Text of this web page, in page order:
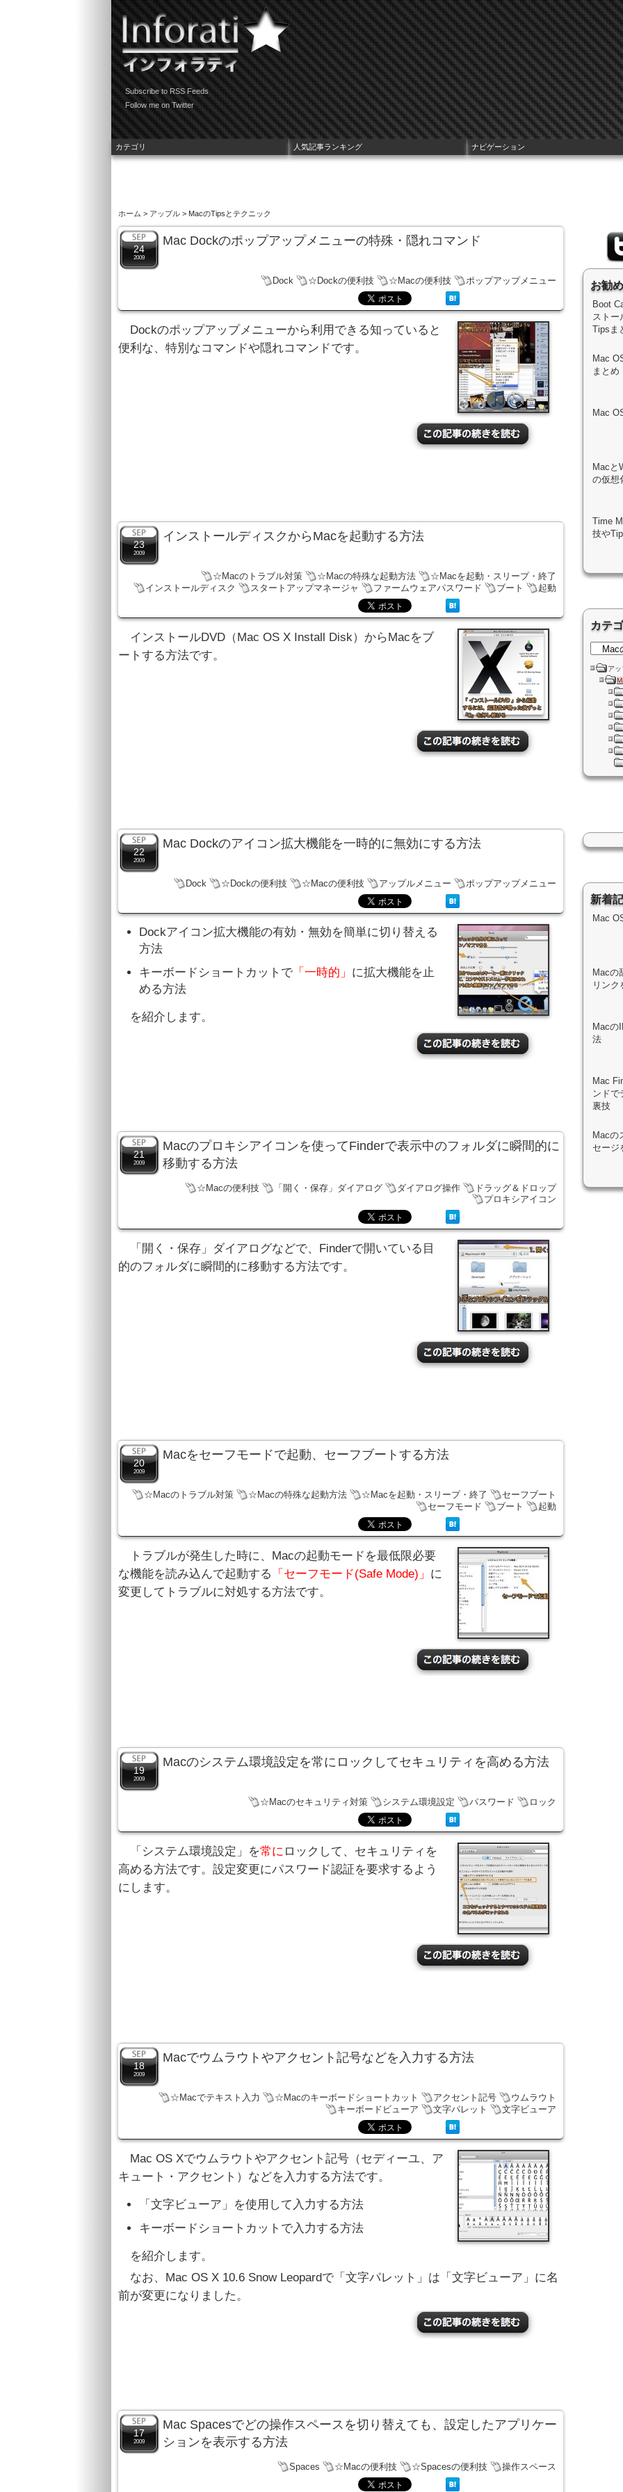
Subscribe to RSS Feeds
Follow me on Twitter
ホーム > アップル > MacのTipsとテクニック
24
2009
Mac Dockのポップアップメニューの特殊・隠れコマンド
Dock ☆Dockの便利技 ☆Macの便利技 ポップアップメニュー
Dockのポップアップメニューから利用できる知っていると
便利な、特別なコマンドや隠れコマンドです。
23
2009
インストールディスクからMacを起動する方法
☆Macのトラブル対策 ☆Macの特殊な起動方法
☆Macを起動・スリープ・終了
インストールディスク
スタートアップマネージャ ファームウェアパスワード ブート 起動
インストールDVD（Mac OS X Install Disk）からMacをブ
ートする方法です。
22
2009
Mac Dockのアイコン拡大機能を一時的に無効にする方法
Dock ☆Dockの便利技 ☆Macの便利技 アップルメニュー ポップアップメニュー
Dockアイコン拡大機能の有効・無効を簡単に切り替える
方法
キーボードショートカットで 「一時的」 に拡大機能を止
める方法
を紹介します。
21
2009
Macのプロキシアイコンを使ってFinderで表示中のフォルダに瞬間的に
移動する方法
☆Macの便利技 「開く・保存」ダイアログ ダイアログ操作
ドラッグ＆ドロップ
プロキシアイコン
「開く・保存」ダイアログなどで、Finderで開いている目
的のフォルダに瞬間的に移動する方法です。
20
2009
Macをセーフモードで起動、セーフブートする方法
☆Macのトラブル対策 ☆Macの特殊な起動方法 ☆Macを起動・スリープ・終了
セーフブート
セーフモード
ブート 起動
トラブルが発生した時に、Macの起動モードを最低限必要
な機能を読み込んで起動する
「セーフモード(Safe Mode)」 に
変更してトラブルに対処する方法です。
19
2009
Macのシステム環境設定を常にロックしてセキュリティを高める方法
☆Macのセキュリティ対策 システム環境設定 パスワード ロック
「システム環境設定」を常に ロックして、セキュリティを
高める方法です。設定変更にパスワード認証を要求するよう
にします。
18
2009
Macでウムラウトやアクセント記号などを入力する方法
☆Macでテキスト入力 ☆Macのキーボードショートカット アクセント記号
ウムラウト
キーボードビューア
文字パレット 文字ビューア
Mac OS Xでウムラウトやアクセント記号（セディーユ、ア
キュート・アクセント）などを入力する方法です。
「文字ビューア」を使用して入力する方法
キーボードショートカットで入力する方法
を紹介します。
なお、Mac OS X 10.6 Snow Leopardで「文字パレット」は「文字ビューア」に名
前が変更になりました。
17
2009
Mac Spacesでどの操作スペースを切り替えても、設定したアプリケー
ションを表示する方法
Spaces ☆Macの便利技 ☆Spacesの便利技 操作スペース
お勧
Boot
ストー
Tipsま
Mac
まとめ
Mac
Macと
の仮想
Time
技や
カテ
ア
新着
Mac
Macの
リン
Macの
法
Mac
ンドで
裏技
Macの
セージ
カテゴリ 人気記事ランキング ナビゲーション